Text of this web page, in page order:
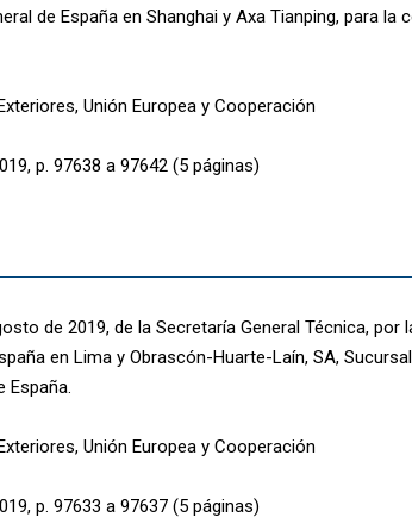
de España en Shanghai y Axa Tianping, para la
Unión Europea y Cooperación
p. 97638 a 97642 (5 páginas)
de 2019, de la Secretaría General Técnica, por
en Lima y Obrascón-Huarte-Laín, SA,
España.
Unión Europea y Cooperación
p. 97633 a 97637 (5 páginas)